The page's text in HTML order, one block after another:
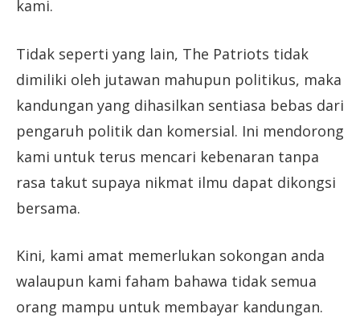
kami.
Tidak seperti yang lain, The Patriots tidak
dimiliki oleh jutawan mahupun politikus, maka
kandungan yang dihasilkan sentiasa bebas dari
pengaruh politik dan komersial. Ini mendorong
kami untuk terus mencari kebenaran tanpa
rasa takut supaya nikmat ilmu dapat dikongsi
bersama.
Kini, kami amat memerlukan sokongan anda
walaupun kami faham bahawa tidak semua
orang mampu untuk membayar kandungan.